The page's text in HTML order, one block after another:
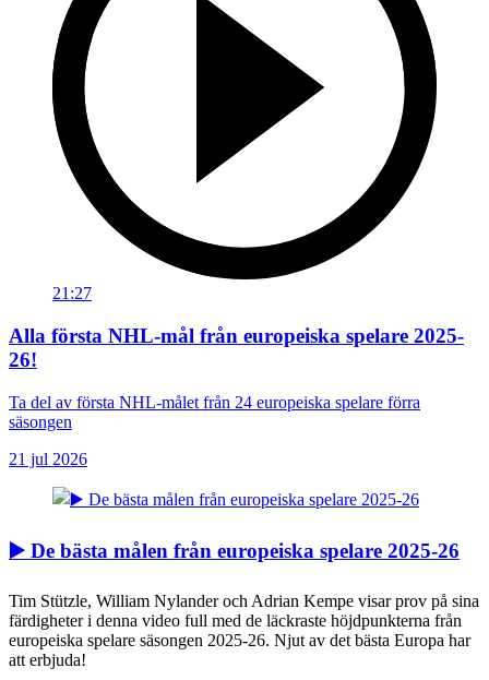
21:27
Alla första NHL-mål från europeiska spelare 2025-
26!
Ta del av första NHL-målet från 24 europeiska spelare förra
säsongen
21 jul 2026
▶️ De bästa målen från europeiska spelare 2025-26
Tim Stützle, William Nylander och Adrian Kempe visar prov på sina
färdigheter i denna video full med de läckraste höjdpunkterna från
europeiska spelare säsongen 2025-26. Njut av det bästa Europa har
att erbjuda!